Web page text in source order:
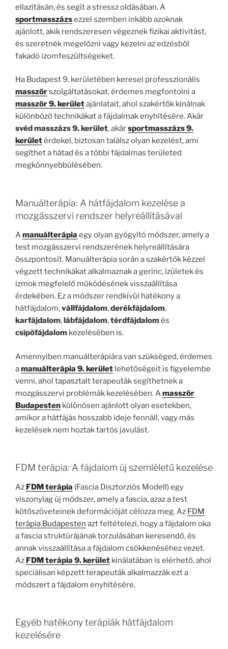
ellazításán, és segít a stressz oldásában. A
sportmasszázsezzel szemben inkább azoknak
ajánlott, akik rendszeresen végeznek fizikai aktivitást,
és szeretnék megelőzni vagy kezelni az edzésből
fakadó izomfeszültségeket.
Ha Budapest 9. kerületében keresel professzionális
masszőrszolgáltatásokat, érdemes megfontolni a
masszőr 9. kerületajánlatait, ahol szakértők kínálnak
különböző technikákat a fájdalmak enyhítésére. Akár
svéd masszázs 9. kerület, akársportmasszázs 9.
kerületérdekel, biztosan találsz olyan kezelést, ami
segíthet a hátad és a többi fájdalmas területed
megkönnyebbülésében.
Manuálterápia: A hátfájdalom kezelése a
mozgásszervi rendszer helyreállításával
Amanuálterápia egy olyan gyógyító módszer, amely a
test mozgásszervi rendszerének helyreállítására
összpontosít. Manuálterápia során a szakértők kézzel
végzett technikákat alkalmaznak a gerinc, ízületek és
izmok megfelelő működésének visszaállítása
érdekében. Ez a módszer rendkívül hatékony a
hátfájdalom,vállfájdalom,derékfájdalom,
karfájdalom, lábfájdalom,térdfájdalomés
csípőfájdalom kezelésében is.
Amennyiben manuálterápiára van szükséged, érdemes
amanuálterápia 9. kerület lehetőségeit is figyelembe
venni, ahol tapasztalt terapeuták segíthetnek a
mozgásszervi problémák kezelésében. Amasszőr
Budapesten különösen ajánlott olyan esetekben,
amikor a hátfájás hosszabb ideje fennáll, vagy más
kezelések nem hoztak tartós javulást.
FDM terápia: A fájdalom új szemléletű kezelése
Az FDM terápia (Fascia Disztorziós Modell) egy
viszonylag új módszer, amely a fascia, azaz a test
kötőszöveteinek deformációját célozza meg. Az FDM
terápia Budapesten azt feltételezi, hogy a fájdalom oka
a fascia struktúrájának torzulásában keresendő, és
annak visszaállítása a fájdalom csökkenéséhez vezet.
Az FDM terápia 9. kerület kínálatában is elérhető, ahol
speciálisan képzett terapeuták alkalmazzák ezt a
módszert a fájdalom enyhítésére.
Egyéb hatékony terápiák hátfájdalom
kezelésére